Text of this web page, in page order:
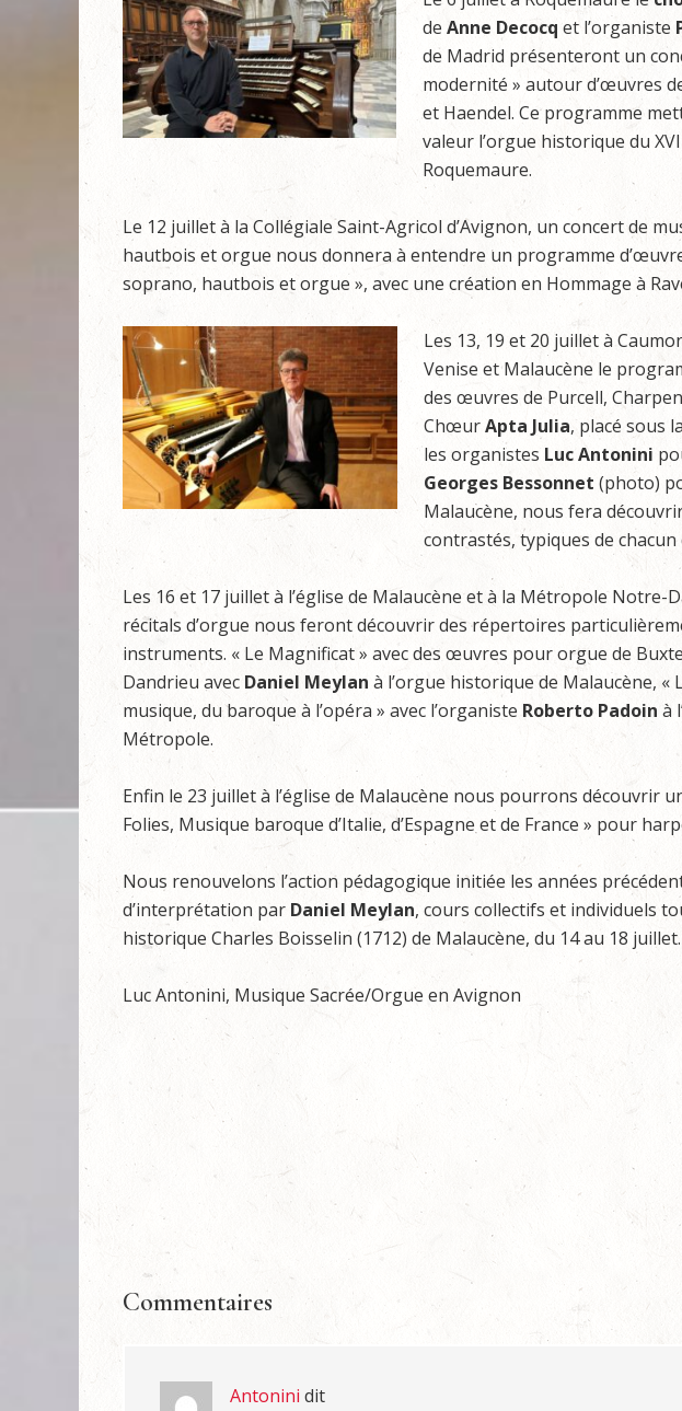
de Anne Decocq et l’organiste
de Madrid présenteront un
modernité » autour d’œuvres
et Haendel. Ce programme
valeur l’orgue historique du
Roquemaure.
Le 12 juillet à la Collégiale Saint-Agricol d’Avignon, un concert de
hautbois et orgue nous donnera à entendre un programme
soprano, hautbois et orgue », avec une création en Hommage à
Les 13, 19 et 20 juillet à
Venise et Malaucène le
des œuvres de Purcell,
ChœurApta Julia, placé sous
les organistes Luc Antonini
Georges Bessonnet (photo)
Malaucène, nous fera
contrastés, typiques de
Les 16 et 17 juillet à l’église de Malaucène et à la Métropole Notre-
récitals d’orgue nous feront découvrir des répertoires
instruments. « Le Magnificat » avec des œuvres pour orgue de
Dandrieu avec Daniel Meylan à l’orgue historique de Malaucène, «
musique, du baroque à l’opéra » avec l’organiste Roberto Padoin à
Métropole.
Enfin le 23 juillet à l’église de Malaucène nous pourrons découvrir
Folies, Musique baroque d’Italie, d’Espagne et de France » pour
Nous renouvelons l’action pédagogique initiée les années
d’interprétation par Daniel Meylan, cours collectifs et individuels
historique Charles Boisselin (1712) de Malaucène, du 14 au 18 juillet.
Luc Antonini, Musique Sacrée/Orgue en Avignon
Commentaires
Antonini dit